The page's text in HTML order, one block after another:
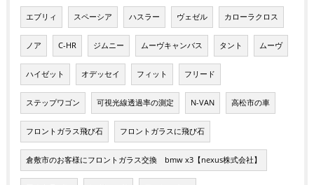
エブリィ スペーシア ハスラー ヴェゼル カローラクロス
ノア C-HR ジムニー ムーヴキャンバス タント ムーヴ
ハイゼット オデッセイ フィット フリード
ステップワゴン 可視光線透過率の測定 N-VAN 高松市の車
フロントガラス飛び石 フロントガラスに飛び石
倉敷市のお客様にフロントガラス交換 bmw x3【nexus株式会社】